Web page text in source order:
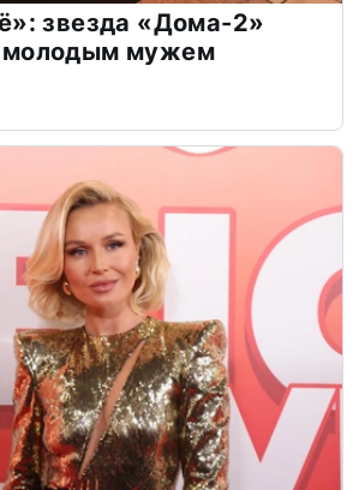
звезда «Дома-2»
молодым мужем